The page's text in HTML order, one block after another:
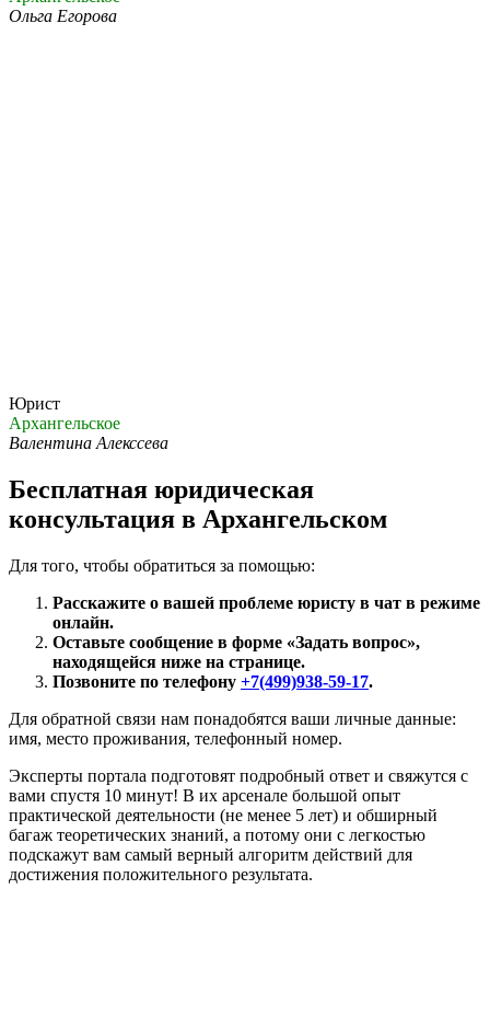
Ольга Егорова
Юрист
Архангельское
Валентина Алекссева
Бесплатная юридическая
консультация в Архангельском
Для того, чтобы обратиться за помощью:
Расскажите о вашей проблеме юристу в чат в режиме
онлайн.
Оставьте сообщение в форме «Задать вопрос»,
находящейся ниже на странице.
Позвоните по телефону +7(499)938-59-17.
Для обратной связи нам понадобятся ваши личные данные:
имя, место проживания, телефонный номер.
Эксперты портала подготовят подробный ответ и свяжутся с
вами спустя 10 минут! В их арсенале большой опыт
практической деятельности (не менее 5 лет) и обширный
багаж теоретических знаний, а потому они с легкостью
подскажут вам самый верный алгоритм действий для
достижения положительного результата.